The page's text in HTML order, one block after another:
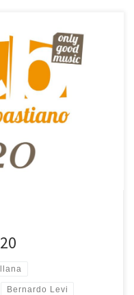
2020 riprendo una
perché nel 2013
nella libreria di
a Casa Bastiano tra
Bernardo Levi